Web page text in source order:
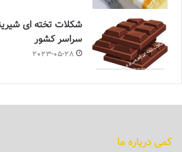
سراسر کشور
2023-05-28
کمی درباره ما